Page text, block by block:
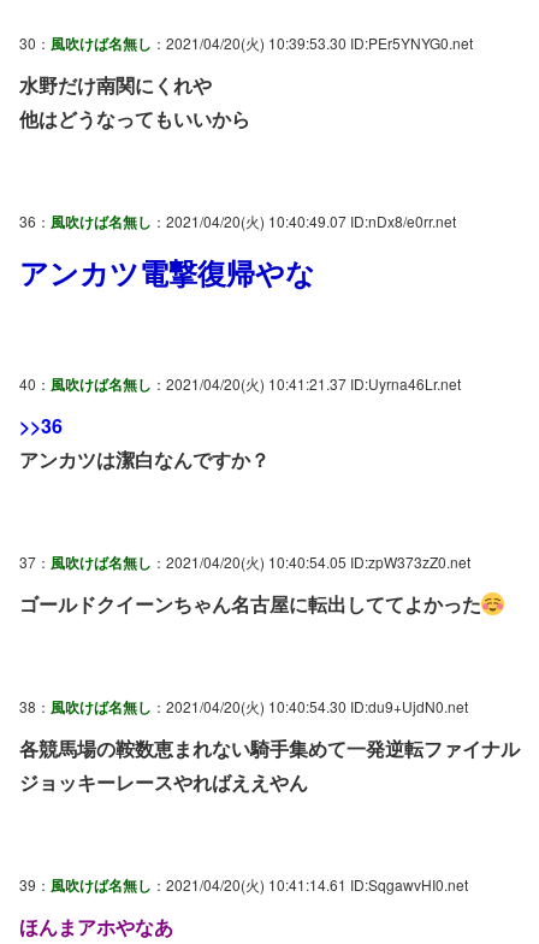
30： 風吹けば名無し ：2021/04/20(火) 10:39:53.30 ID:PEr5YNYG0.net
水野だけ南関にくれや
他はどうなってもいいから
36： 風吹けば名無し ：2021/04/20(火) 10:40:49.07 ID:nDx8/e0rr.net
アンカツ電撃復帰やな
40： 風吹けば名無し ：2021/04/20(火) 10:41:21.37 ID:Uyrna46Lr.net
>>36
アンカツは潔白なんですか？
37： 風吹けば名無し ：2021/04/20(火) 10:40:54.05 ID:zpW373zZ0.net
ゴールドクイーンちゃん名古屋に転出しててよかった
38： 風吹けば名無し ：2021/04/20(火) 10:40:54.30 ID:du9+UjdN0.net
各競馬場の鞍数恵まれない騎手集めて一発逆転ファイナル
ジョッキーレースやればええやん
39： 風吹けば名無し ：2021/04/20(火) 10:41:14.61 ID:SqgawvHI0.net
ほんまアホやなあ